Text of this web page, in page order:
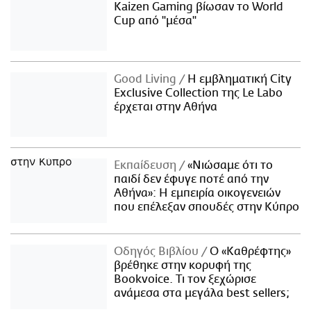
Kaizen Gaming βίωσαν το World
Cup από "μέσα"
Good Living
Η εμβληματική City
Exclusive Collection της Le Labo
έρχεται στην Αθήνα
Εκπαίδευση
«Νιώσαμε ότι το
παιδί δεν έφυγε ποτέ από την
Αθήνα»: Η εμπειρία οικογενειών
που επέλεξαν σπουδές στην Κύπρο
Οδηγός Βιβλίου
Ο «Καθρέφτης»
βρέθηκε στην κορυφή της
Bookvoice. Τι τον ξεχώρισε
ανάμεσα στα μεγάλα best sellers;